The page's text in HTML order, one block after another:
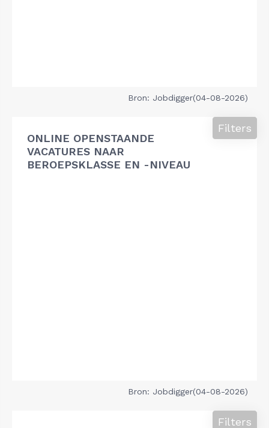
Bron: Jobdigger(04-08-2026)
ONLINE OPENSTAANDE
VACATURES NAAR
BEROEPSKLASSE EN -NIVEAU
Filters
Bron: Jobdigger(04-08-2026)
Filters